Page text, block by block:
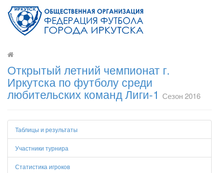
Открытый летний чемпионат г.
Иркутска по футболу среди
любительских команд Лиги-1 Сезон 2016
Таблицы и результаты
Участники турнира
Статистика игроков